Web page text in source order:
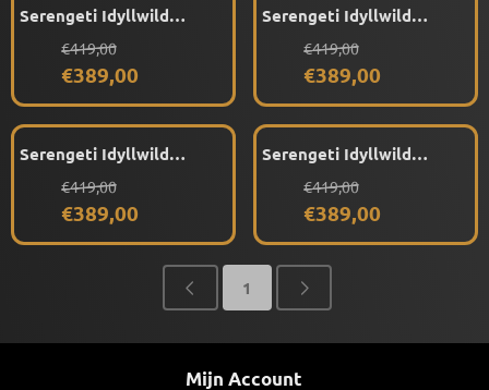
Serengeti Idyllwild
Gepolariseerd
Van 419,00 voor 389,00
€419,00
€389,00
Serengeti Idyllwild
Tortoise) Gepolariseerd
Van 419,00 voor 389,00
€419,00
€389,00
Serengeti Idyllwild
Gepolariseerd
Van 419,00 voor 389,00
€419,00
€389,00
Serengeti Idyllwild
Gepolariseerd
Van 419,00 voor 389,00
€419,00
€389,00
1
Mijn Account